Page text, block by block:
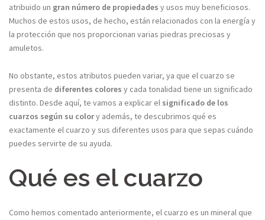
atribuido un gran número de propiedades y usos muy beneficiosos.
Muchos de estos usos, de hecho, están relacionados con la energía y
la protección que nos proporcionan varias piedras preciosas y
amuletos.
No obstante, estos atributos pueden variar, ya que el cuarzo se
presenta de diferentes colores y cada tonalidad tiene un significado
distinto. Desde aquí, te vamos a explicar el significado de los
cuarzos según su colory además, te descubrimos qué es
exactamente el cuarzo y sus diferentes usos para que sepas cuándo
puedes servirte de su ayuda.
Qué es el cuarzo
Como hemos comentado anteriormente, el cuarzo es un mineral que